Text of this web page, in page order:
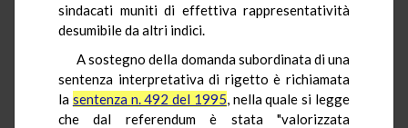
sindacati muniti di effettiva rappresentatività
desumibile da altri indici.
A sostegno della domanda subordinata di una
sentenza interpretativa di rigetto è richiamata
la sentenza n. 492 del 1995, nella quale si legge
che dal referendum è stata "valorizzata